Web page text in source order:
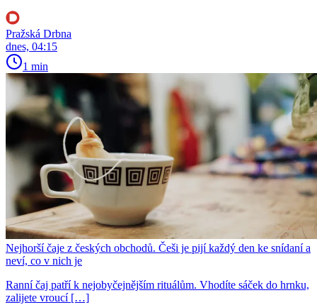
Pražská Drbna
dnes, 04:15
1 min
Nejhorší čaje z českých obchodů. Češi je pijí každý den ke snídaní a
neví, co v nich je
Ranní čaj patří k nejobyčejnějším rituálům. Vhodíte sáček do hrnku,
zalijete vroucí […]